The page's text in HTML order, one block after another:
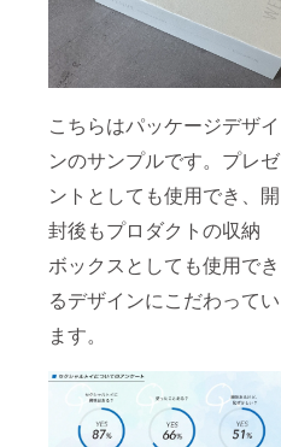
こちらはパッケージデザイ
ンのサンプルです。プレゼ
ントとしても使用でき、開
封後もプロダクトの収納
ボックスとしても使用でき
るデザインにこだわってい
ます。